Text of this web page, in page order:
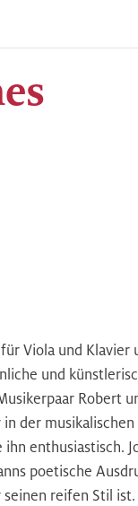
Viola und Klavier
und
Robert
der musikalischen
enthusiastisch.
poetische
reifen Stil ist.